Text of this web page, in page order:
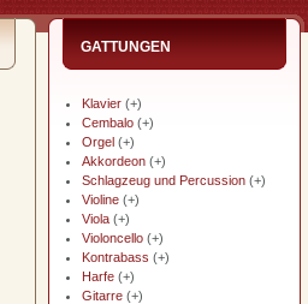
GATTUNGEN
Klavier (+)
Cembalo (+)
Orgel (+)
Akkordeon (+)
Schlagzeug und Percussion (+)
Violine (+)
Viola (+)
Violoncello (+)
Kontrabass (+)
Harfe (+)
Gitarre (+)